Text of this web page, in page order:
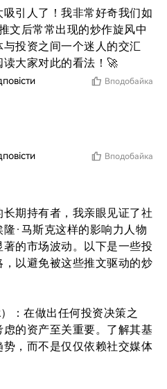
引人了！我非常好奇我们如
文后常常出现的炒作旋风中
投资之间一个迷人的交汇
大家对此的看法！🚀
Вподобайка
Вподобайка
期持有者，我亲眼见证了社
·马斯克这样的影响力人物
的市场波动。以下是一些投
以避免被这些推文驱动的炒
：在做出任何投资决策之
的资产至关重要。了解其基
，而不是仅仅依赖社交媒体